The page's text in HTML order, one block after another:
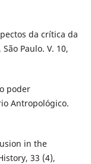
da crítica da
Paulo. V. 10,
poder
Antropológico.
in the
33 (4),